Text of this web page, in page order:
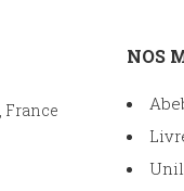
France
NOS